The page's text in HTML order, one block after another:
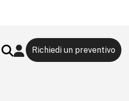
Richiedi un preventivo